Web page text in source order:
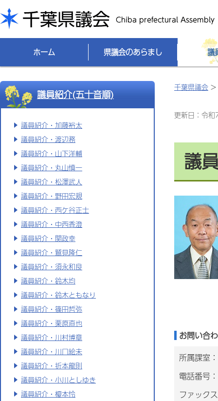
千葉県議会
ホーム 県議会のあらまし 議
議員紹介(五十音順)
議員紹介・加藤裕太
議員紹介・渡辺務
議員紹介・山下洋輔
議員紹介・丸山慎一
議員紹介・松澤武人
議員紹介・野田宏規
議員紹介・西ケ谷正士
議員紹介・中西香澄
議員紹介・関政幸
議員紹介・鷲見隆仁
議員紹介・須永和良
議員紹介・鈴木均
議員紹介・鈴木ともなり
議員紹介・篠田哲弥
議員紹介・栗原直也
議員紹介・川村博章
議員紹介・川口絵未
議員紹介・折本龍則
議員紹介・小川としゆき
議員紹介・榎本怜
千葉県議会 >
更新日：令
議
お問い合
所属課室：
電話番号
ファック